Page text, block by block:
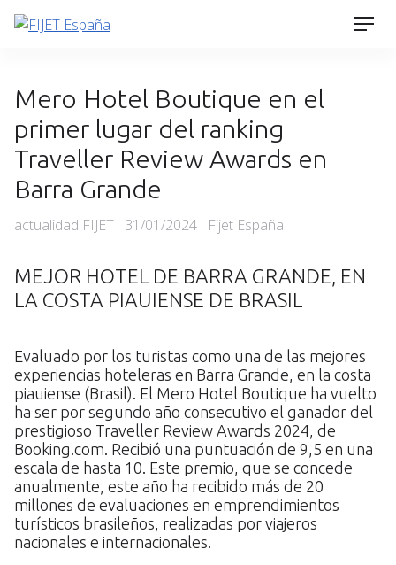
Skip
Mero Hotel Boutique en el
primer lugar del ranking
Traveller Review Awards en
Barra Grande
Categories
actualidad FIJET Posted
31/01/2024 Fijet España
MEJOR HOTEL DE BARRA GRANDE, EN
LA COSTA PIAUIENSE DE BRASIL
Evaluado por los turistas como una de las mejores
experiencias hoteleras en Barra Grande, en la costa
piauiense (Brasil). El Mero Hotel Boutique ha vuelto
ha ser por segundo año consecutivo el ganador del
prestigioso Traveller Review Awards 2024, de
Booking.com. Recibió una puntuación de 9,5 en una
escala de hasta 10. Este premio, que se concede
anualmente, este año ha recibido más de 20
millones de evaluaciones en emprendimientos
turísticos brasileños, realizadas por viajeros
nacionales e internacionales.